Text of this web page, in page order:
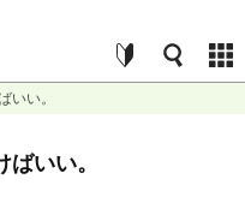
いい。
いい。